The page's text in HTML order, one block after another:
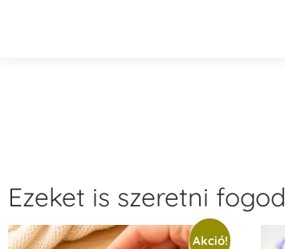
Ezeket is szeretni fogod
Akció!